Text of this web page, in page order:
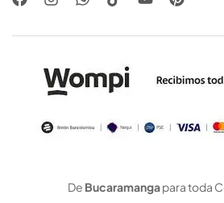
De Bucaramangapara toda